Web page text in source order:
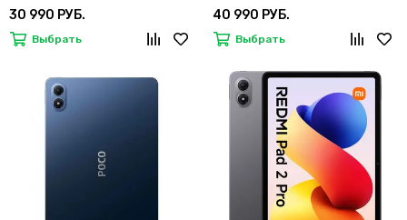
30 990 РУБ.
Выбрать
40 990 РУБ.
Выбрать